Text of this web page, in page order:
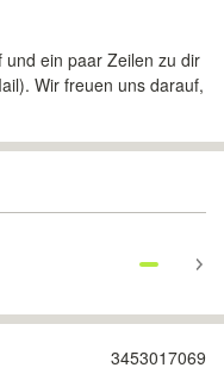
ein paar Zeilen zu dir
Wir freuen uns darauf,
3453017069